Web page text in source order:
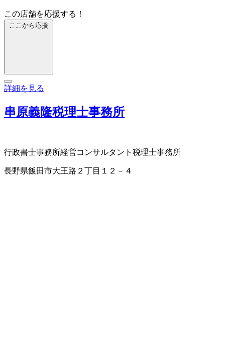
この店舗を応援する！
ここから応援
詳細を見る
串原義隆税理士事務所
行政書士事務所経営コンサルタント 税理士事務所
長野県飯田市大王路２丁目１２－４